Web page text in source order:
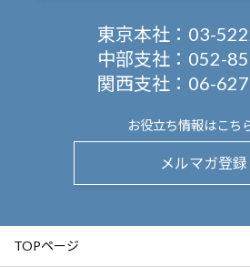
東京本社： 03-
中部支社： 052-
関西支社： 06-
お役立ち情報はこち
メルマガ登録
TOPページ